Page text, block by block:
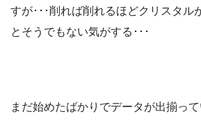
すが･･･削れば削れるほどクリスタル
とそうでもない気がする･･･
まだ始めたばかりでデータが出揃っ